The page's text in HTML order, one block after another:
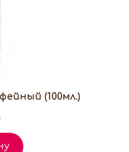
(100мл.)